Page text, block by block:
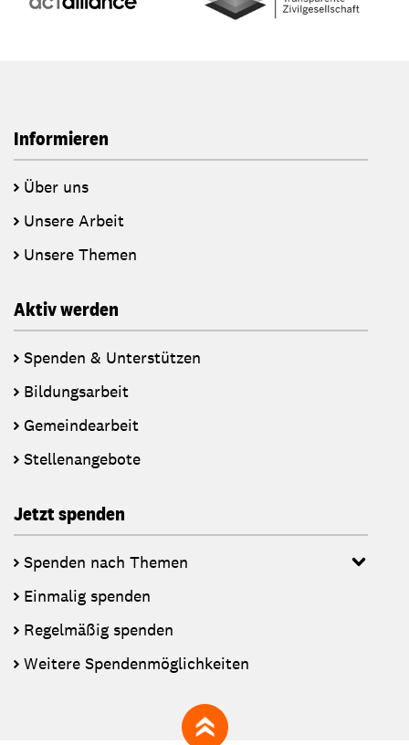
Informieren
Über uns
Unsere Arbeit
Unsere Themen
Aktiv werden
Spenden & Unterstützen
Bildungsarbeit
Gemeindearbeit
Stellenangebote
Jetzt spenden
Spenden nach Themen
Einmalig spenden
Regelmäßig spenden
Weitere Spendenmöglichkeiten
zum Seitenanfang